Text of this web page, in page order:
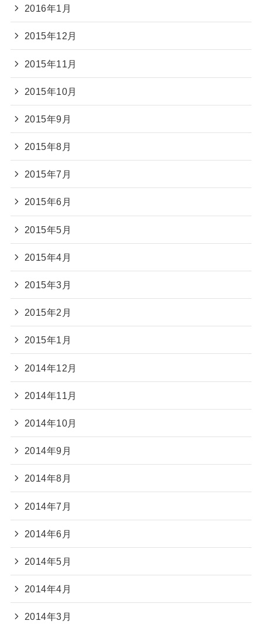
2016年1月
2015年12月
2015年11月
2015年10月
2015年9月
2015年8月
2015年7月
2015年6月
2015年5月
2015年4月
2015年3月
2015年2月
2015年1月
2014年12月
2014年11月
2014年10月
2014年9月
2014年8月
2014年7月
2014年6月
2014年5月
2014年4月
2014年3月